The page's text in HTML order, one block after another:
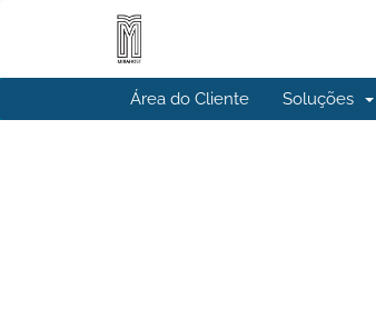
Área do Cliente Soluções